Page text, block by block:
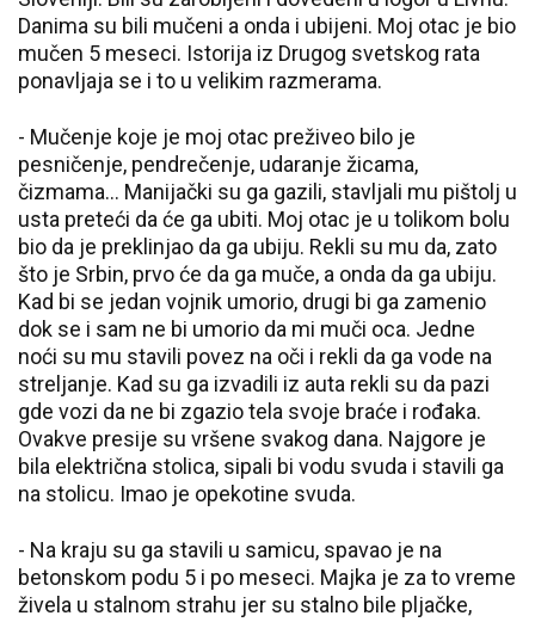
Danima su bili mučeni a onda i ubijeni. Moj otac je bio
mučen 5 meseci. Istorija iz Drugog svetskog rata
ponavljaja se i to u velikim razmerama.
- Mučenje koje je moj otac preživeo bilo je
pesničenje, pendrečenje, udaranje žicama,
čizmama... Manijački su ga gazili, stavljali mu pištolj u
usta preteći da će ga ubiti. Moj otac je u tolikom bolu
bio da je preklinjao da ga ubiju. Rekli su mu da, zato
što je Srbin, prvo će da ga muče, a onda da ga ubiju.
Kad bi se jedan vojnik umorio, drugi bi ga zamenio
dok se i sam ne bi umorio da mi muči oca. Jedne
noći su mu stavili povez na oči i rekli da ga vode na
streljanje. Kad su ga izvadili iz auta rekli su da pazi
gde vozi da ne bi zgazio tela svoje braće i rođaka.
Ovakve presije su vršene svakog dana. Najgore je
bila električna stolica, sipali bi vodu svuda i stavili ga
na stolicu. Imao je opekotine svuda.
- Na kraju su ga stavili u samicu, spavao je na
betonskom podu 5 i po meseci. Majka je za to vreme
živela u stalnom strahu jer su stalno bile pljačke,